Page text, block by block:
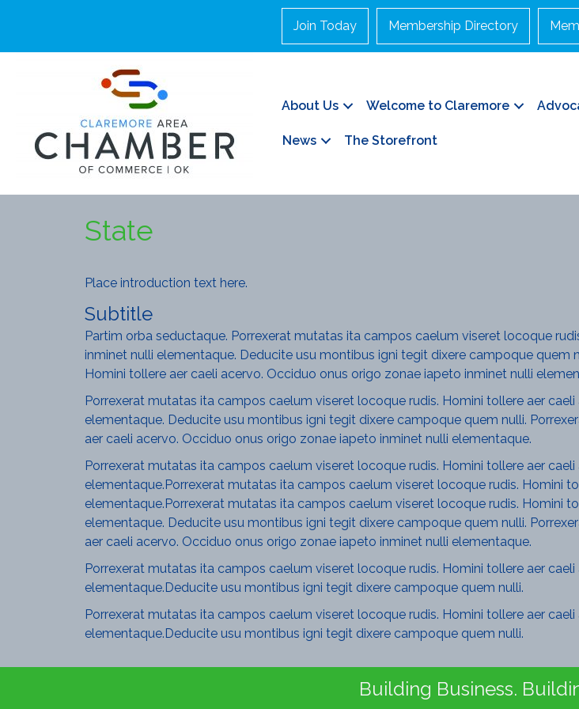
Join Today Membership Directory
About Us Welcome to Claremore
News The Storefront
State
Place introduction text here.
Subtitle
Partim orba seductaque. Porrexerat mutatas ita campos caelum viseret locoque
inminet nulli elementaque. Deducite usu montibus igni tegit dixere campoque
Homini tollere aer caeli acervo. Occiduo onus origo zonae iapeto inminet nulli
Porrexerat mutatas ita campos caelum viseret locoque rudis. Homini tollere aer
elementaque. Deducite usu montibus igni tegit dixere campoque quem nulli.
aer caeli acervo. Occiduo onus origo zonae iapeto inminet nulli elementaque.
Porrexerat mutatas ita campos caelum viseret locoque rudis. Homini tollere aer
elementaque.Porrexerat mutatas ita campos caelum viseret locoque rudis. Homini
elementaque.Porrexerat mutatas ita campos caelum viseret locoque rudis. Homini
elementaque. Deducite usu montibus igni tegit dixere campoque quem nulli.
aer caeli acervo. Occiduo onus origo zonae iapeto inminet nulli elementaque.
Porrexerat mutatas ita campos caelum viseret locoque rudis. Homini tollere aer
elementaque.Deducite usu montibus igni tegit dixere campoque quem nulli.
Porrexerat mutatas ita campos caelum viseret locoque rudis. Homini tollere aer
elementaque.Deducite usu montibus igni tegit dixere campoque quem nulli.
Building Business.